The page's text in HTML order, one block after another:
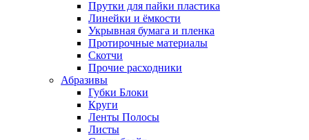
Прутки для пайки пластика
Линейки и ёмкости
Укрывная бумага и пленка
Протирочные материалы
Скотчи
Прочие расходники
Абразивы
Губки Блоки
Круги
Ленты Полосы
Листы